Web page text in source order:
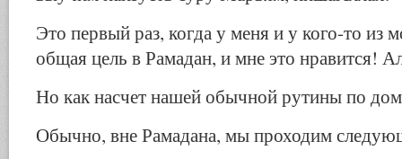
Это первый раз, когда у меня и у кого-то из
общая цель в Рамадан, и мне это нравится!
Но как насчет нашей обычной рутины по
Обычно, вне Рамадана, мы проходим